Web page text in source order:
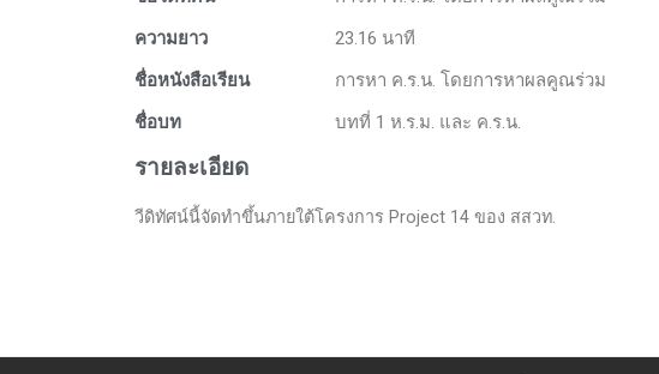
ความยาว
23.16 นาที
ชื่อหนังสือเรียน
การหา ค.ร.น. โดยการหาผลคูณร่วม
ชื่อบท
บทที่ 1 ห.ร.ม. และ ค.ร.น.
รายละเอียด
วีดิทัศน์นี้จัดทำขึ้นภายใต้โครงการ Project 14 ของ สสวท.